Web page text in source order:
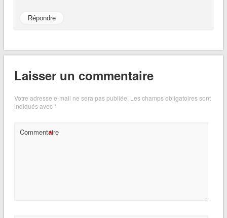
Répondre
Laisser un commentaire
Votre adresse e-mail ne sera pas publiée. Les champs obligatoires sont
indiqués avec*
Commentaire
*